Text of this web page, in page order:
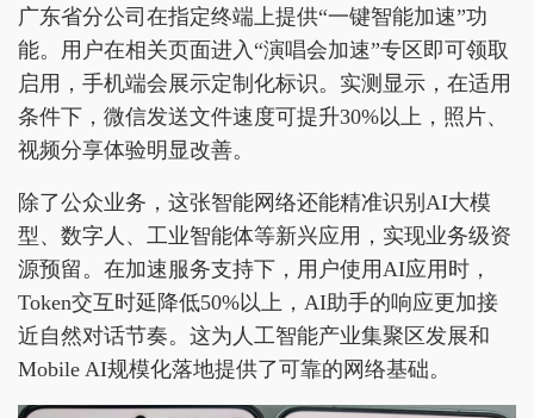
广东省分公司在指定终端上提供“一键智能加速”功
能。用户在相关页面进入“演唱会加速”专区即可领取
启用，手机端会展示定制化标识。实测显示，在适用
条件下，微信发送文件速度可提升30%以上，照片、
视频分享体验明显改善。
除了公众业务，这张智能网络还能精准识别AI大模
型、数字人、工业智能体等新兴应用，实现业务级资
源预留。在加速服务支持下，用户使用AI应用时，
Token交互时延降低50%以上，AI助手的响应更加接
近自然对话节奏。这为人工智能产业集聚区发展和
Mobile AI规模化落地提供了可靠的网络基础。